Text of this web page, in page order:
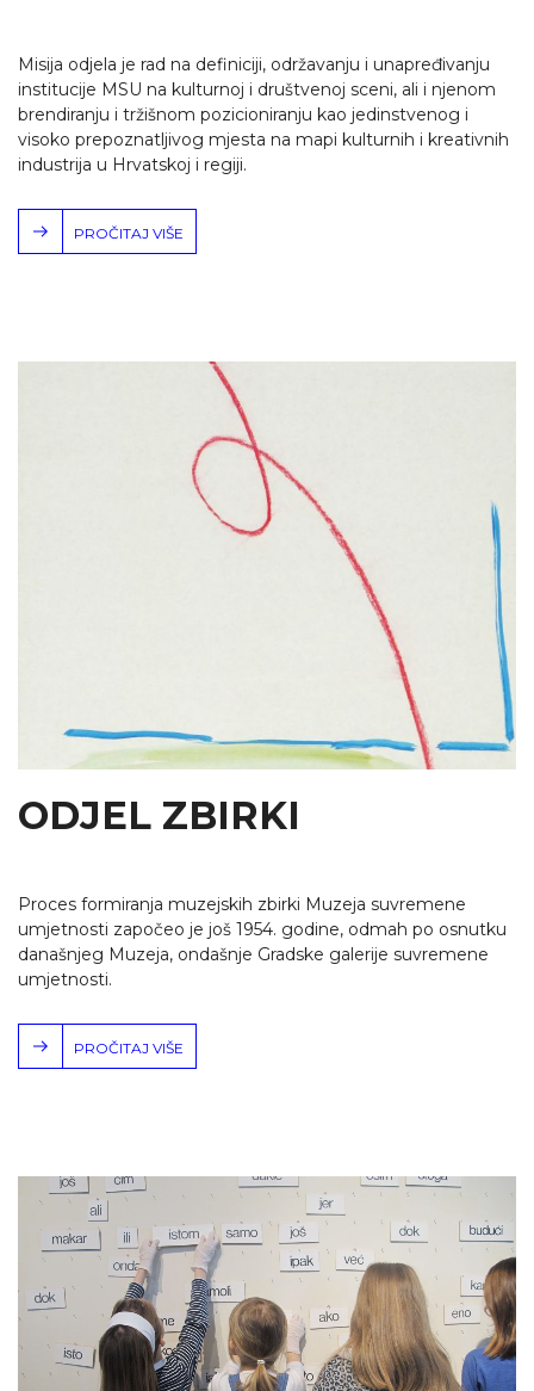
Misija odjela je rad na definiciji, održavanju i unapređivanju
institucije MSU na kulturnoj i društvenoj sceni, ali i njenom
brendiranju i tržišnom pozicioniranju kao jedinstvenog i
visoko prepoznatljivog mjesta na mapi kulturnih i kreativnih
industrija u Hrvatskoj i regiji.
PROČITAJ VIŠE
ODJEL ZBIRKI
Proces formiranja muzejskih zbirki Muzeja suvremene
umjetnosti započeo je još 1954. godine, odmah po osnutku
današnjeg Muzeja, ondašnje Gradske galerije suvremene
umjetnosti.
PROČITAJ VIŠE